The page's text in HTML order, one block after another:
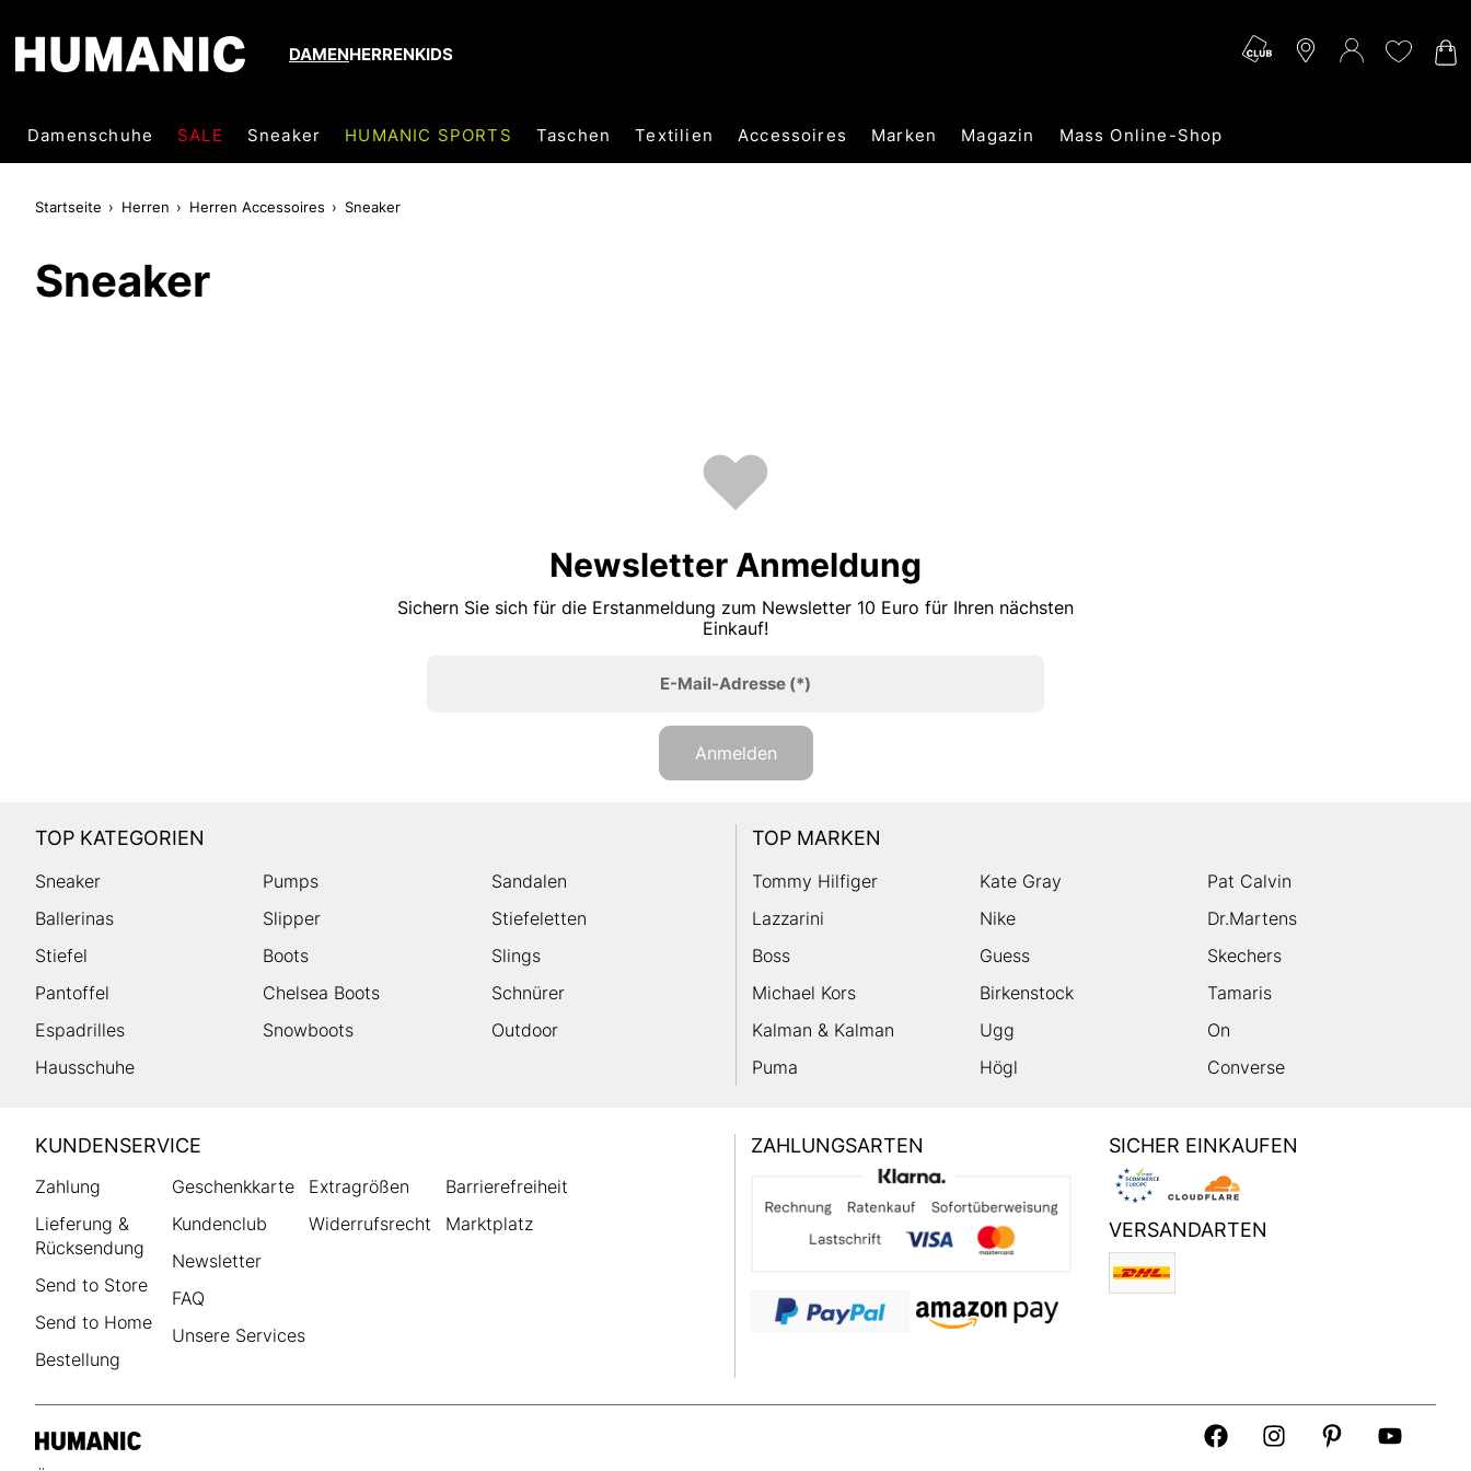
DAMENHERRENKIDS
Damenschuhe SALE Sneaker HUMANIC SPORTS Taschen Textilien Accessoires Marken Magazin Mass Online-Shop
Startseite Herren Herren Accessoires Sneaker
Sneaker
Newsletter Anmeldung
Sichern Sie sich für die Erstanmeldung zum Newsletter 10 Euro für Ihren nächsten
Einkauf!
E-Mail-Adresse(*)
Anmelden
TOP KATEGORIEN
Sneaker Pumps
Sandalen
Ballerinas
Slipper
Stiefeletten
Stiefel
Boots
Slings
Pantoffel
Chelsea Boots
Schnürer
Espadrilles
Snowboots
Outdoor
Hausschuhe
TOP MARKEN
Tommy Hilfiger Kate Gray
Pat Calvin
Lazzarini
Nike
Dr.Martens
Boss
Guess
Skechers
Michael Kors
Birkenstock
Tamaris
Kalman & Kalman
Ugg
On
Puma
Högl Converse
HUMANIC
Footer
KUNDENSERVICE
Zahlung
Lieferung &
Rücksendung
Send to Store
Send to Home
Bestellung
Geschenkkarte
Kundenclub
Newsletter
FAQ
Unsere Services
Extragrößen
Widerrufsrecht
Barrierefreiheit
Marktplatz
ZAHLUNGSARTEN SICHER EINKAUFEN
VERSANDARTEN